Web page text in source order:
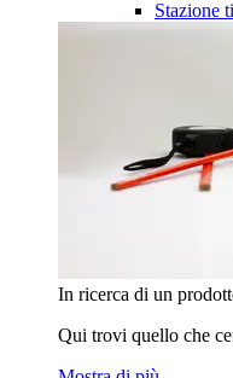
Stazione
In ricerca di un
Qui trovi quello che